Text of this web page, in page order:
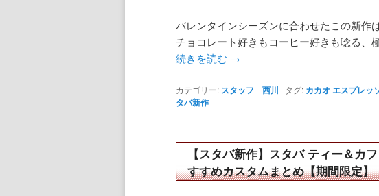
バレンタインシーズンに合わせたこの新作
チョコレート好きもコーヒー好きも唸る、
続きを読む →
カテゴリー: スタッフ 西川 | タグ: カカオ エスプレッ
タバ新作
【スタバ新作】スタバ ティー＆カ
すすめカスタムまとめ【期間限定】